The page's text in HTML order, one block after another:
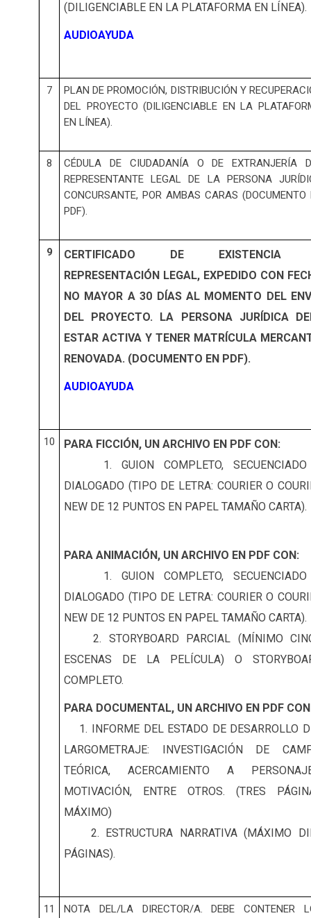
(DILIGENCIABLE EN LA PLATAFORMA EN LÍNEA).
AUDIOAYUDA
7
PLAN DE PROMOCIÓN, DISTRIBUCIÓN Y
DEL PROYECTO (DILIGENCIABLE EN LA
EN LÍNEA).
8
CÉDULA DE CIUDADANÍA O DE EXTRANJERÍA
REPRESENTANTE LEGAL DE LA PERSONA
CONCURSANTE, POR AMBAS CARAS (DOCUMENTO
PDF).
9
CERTIFICADO DE EXISTENCIA
REPRESENTACIÓN LEGAL, EXPEDIDO CON
NO MAYOR A 30 DÍAS AL MOMENTO DEL
DEL PROYECTO. LA PERSONA JURÍDICA
ESTAR ACTIVA Y TENER MATRÍCULA
RENOVADA. (DOCUMENTO EN PDF).
AUDIOAYUDA
10
PARA FICCIÓN, UN ARCHIVO EN PDF CON:
1. GUION COMPLETO,
DIALOGADO (TIPO DE LETRA: COURIER O
NEW DE 12 PUNTOS EN PAPEL TAMAÑO CARTA).
PARA ANIMACIÓN, UN ARCHIVO EN PDF CON:
1. GUION COMPLETO,
DIALOGADO (TIPO DE LETRA: COURIER O
NEW DE 12 PUNTOS EN PAPEL TAMAÑO CARTA).
2. STORYBOARD PARCIAL (MÍNIMO
ESCENAS DE LA PELÍCULA) O
COMPLETO.
PARA DOCUMENTAL, UN ARCHIVO EN PDF
1. INFORME DEL ESTADO DE DESARROLLO
LARGOMETRAJE: INVESTIGACIÓN DE
TEÓRICA, ACERCAMIENTO A
MOTIVACIÓN, ENTRE OTROS. (TRES
MÁXIMO)
2. ESTRUCTURA NARRATIVA (MÁXIMO
PÁGINAS).
11
NOTA DEL/LA DIRECTOR/A. DEBE CONTENER